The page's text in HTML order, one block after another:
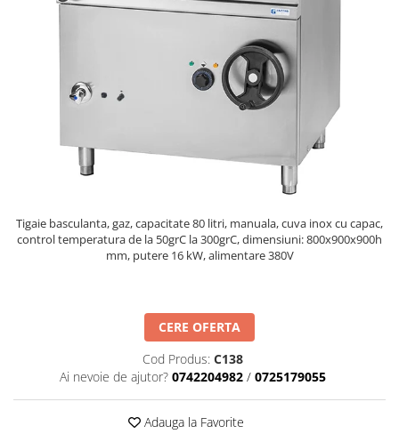
Fry top / Gratar cu roca vulcanica
Masini de gatit
Marmite
Tigaie basculanta
Aparate de mentinut cartofii la cald
Masini de gatit
Friteuza
Tigaie basculanta, gaz, capacitate 80 litri, manuala, cuva inox cu capac,
control temperatura de la 50grC la 300grC, dimensiuni: 800x900x900h
mm, putere 16 kW, alimentare 380V
CERE OFERTA
Cod Produs: C138
Ai nevoie de ajutor? 0742204982 / 0725179055
Adauga la Favorite